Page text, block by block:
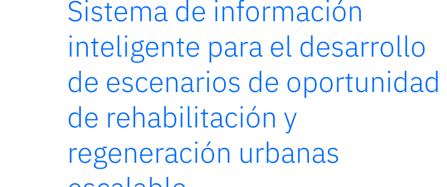
Sistema de información
inteligente para el desarrollo
de escenarios de oportunidad
de rehabilitación y
regeneración urbanas